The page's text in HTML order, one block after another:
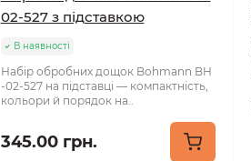
02-527 з підставкою
В наявності
Набір обробних дощок Bohmann BH
-02-527 на підставці — компактність,
кольори й порядок на..
345.00 грн.